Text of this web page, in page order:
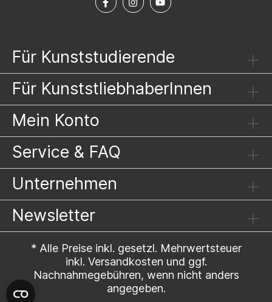
Für Kunststudierende
Für KunststliebhaberInnen
Mein Konto
Service & FAQ
Unternehmen
Newsletter
* Alle Preise inkl. gesetzl. Mehrwertsteuer
inkl. Versandkosten und ggf.
Nachnahmegebühren, wenn nicht anders
angegeben.